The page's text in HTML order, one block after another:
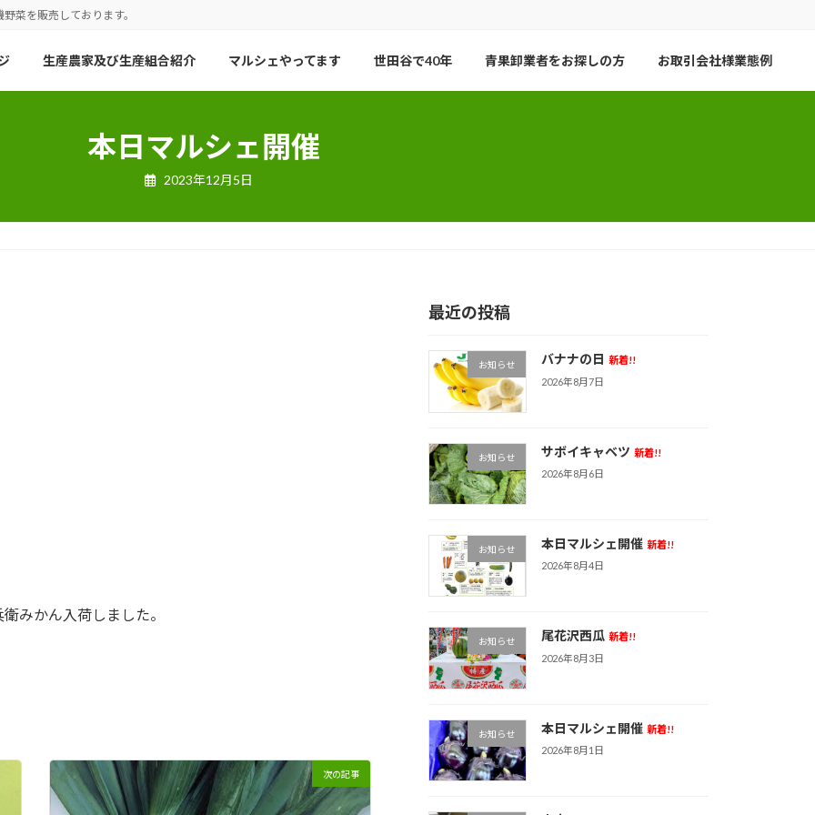
菜を販売しております。
生産農家及び生産組合紹介 マルシェやってます 世田谷で40年 青果卸業者をお探しの方 お取引会社様業態例
本日マルシェ開催
2023年12月5日
みかん入荷しました。
次の記事
最近の投稿
お知らせ バナナの日 新着!!
2026年8月7日
お知らせ サボイキャベツ 新着!!
2026年8月6日
お知らせ 本日マルシェ開催 新着!!
2026年8月4日
お知らせ 尾花沢西瓜 新着!!
2026年8月3日
お知らせ 本日マルシェ開催 新着!!
2026年8月1日